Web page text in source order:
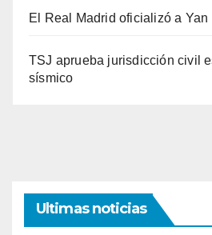
El Real Madrid oficializó a
TSJ aprueba jurisdicción civil
sísmico
Ultimas noticias